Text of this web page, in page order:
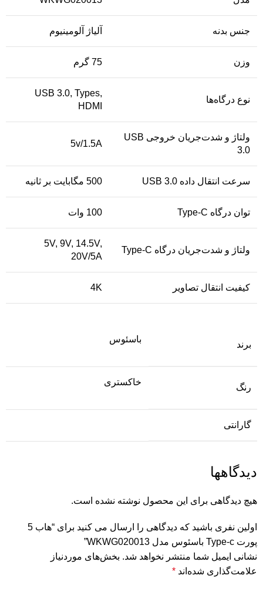
جنس بدنه آلیاژ آلومینیوم
وزن 75 گرم
نوع درگاه‌ها
USB 3.0, Types,
HDMI
ولتاژ و شدت‌جریان خروجی USB
3.0
5v/1.5A
سرعت انتقال داده USB 3.0 500 مگابایت بر ثانیه
توان درگاه Type-C 100 وات
ولتاژ و شدت‌جریان درگاه Type-C
5V, 9V, 14.5V,
20V/5A
کیفیت انتقال تصاویر 4K
برند
باسئوس
رنگ
خاکستری
گارانتی
دیدگاهها
هیچ دیدگاهی برای این محصول نوشته نشده است.
اولین نفری باشید که دیدگاهی را ارسال می کنید برای “هاب 5
پورت Type-c باسئوس مدل WKWG020013”
نشانی ایمیل شما منتشر نخواهد شد. بخش‌های موردنیاز
علامت‌گذاری شده‌اند *